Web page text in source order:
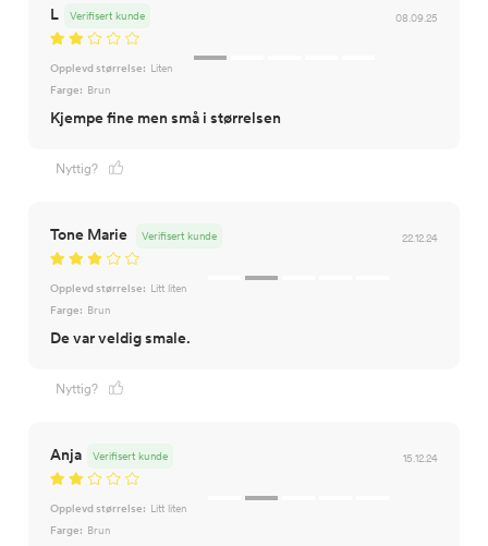
L 08.09.25
Verifisert kunde
Opplevd størrelse: Liten
Farge: Brun
Kjempe fine men små i størrelsen
Nyttig?
Tone Marie 22.12.24
Verifisert kunde
Opplevd størrelse: Litt liten
Farge: Brun
De var veldig smale.
Nyttig?
Anja 15.12.24
Verifisert kunde
Opplevd størrelse: Litt liten
Farge: Brun